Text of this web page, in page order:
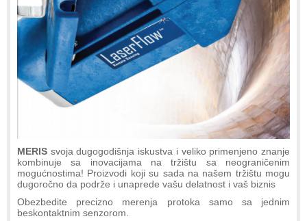
MERIS svoja dugogodišnja iskustva i veliko primenjeno znanje
kombinuje sa inovacijama na tržištu sa neograničenim
mogućnostima! Proizvodi koji su sada na našem tržištu mogu
dugoročno da podrže i unaprede vašu delatnost i vaš biznis
Obezbedite precizno merenja protoka samo sa jednim
beskontaktnim senzorom.